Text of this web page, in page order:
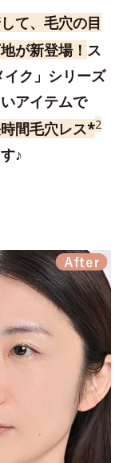
て、毛穴の目
が新登場！ ス
ク」シリーズ
アイテムで
間毛穴レス*2
♪